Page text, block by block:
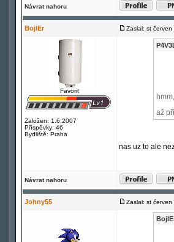
Návrat nahoru
BojlEr Zaslal: st
Favorit
Založen: 1.6.2007
Příspěvky: 46
Bydliště: Praha
až
nas uz to ale
Návrat nahoru
Johny55 Zaslal: st